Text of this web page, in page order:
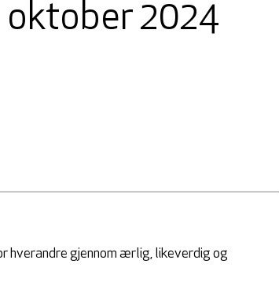
oktober 2024
hverandre gjennom ærlig, likeverdig og